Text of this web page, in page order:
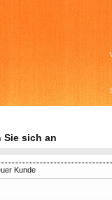
Sie sich an
Kunde